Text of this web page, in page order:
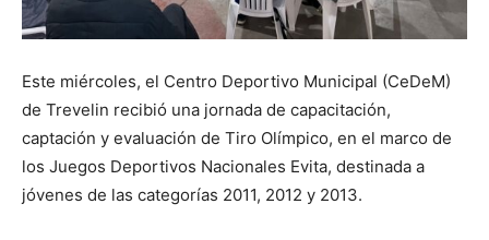
Este miércoles, el Centro Deportivo Municipal (CeDeM)
de Trevelin recibió una jornada de capacitación,
captación y evaluación de Tiro Olímpico, en el marco de
los Juegos Deportivos Nacionales Evita, destinada a
jóvenes de las categorías 2011, 2012 y 2013.